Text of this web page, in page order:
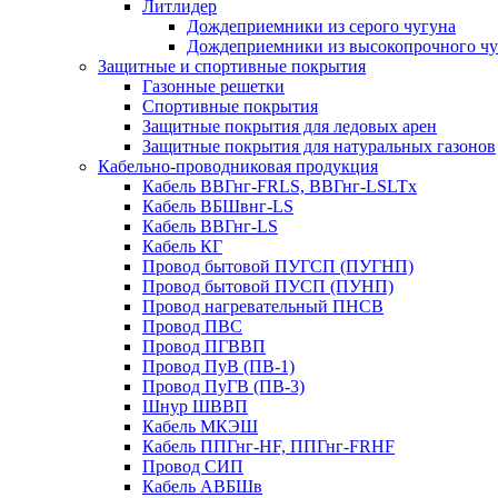
Литлидер
Дождеприемники из серого чугуна
Дождеприемники из высокопрочного
Защитные и спортивные покрытия
Газонные решетки
Спортивные покрытия
Защитные покрытия для ледовых арен
Защитные покрытия для натуральных газонов
Кабельно-проводниковая продукция
Кабель ВВГнг-FRLS, ВВГнг-LSLTx
Кабель ВБШвнг-LS
Кабель ВВГнг-LS
Кабель КГ
Провод бытовой ПУГСП (ПУГНП)
Провод бытовой ПУСП (ПУНП)
Провод нагревательный ПНСВ
Провод ПВС
Провод ПГВВП
Провод ПуВ (ПВ-1)
Провод ПуГВ (ПВ-3)
Шнур ШВВП
Кабель МКЭШ
Кабель ППГнг-HF, ППГнг-FRHF
Провод СИП
Кабель АВБШв